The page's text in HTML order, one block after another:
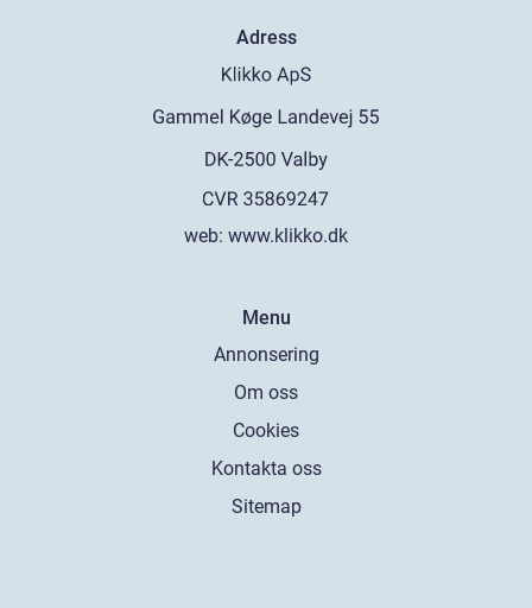
Adress
web: www.klikko.dk
Menu
Annonsering
Om oss
Cookies
Kontakta oss
Sitemap